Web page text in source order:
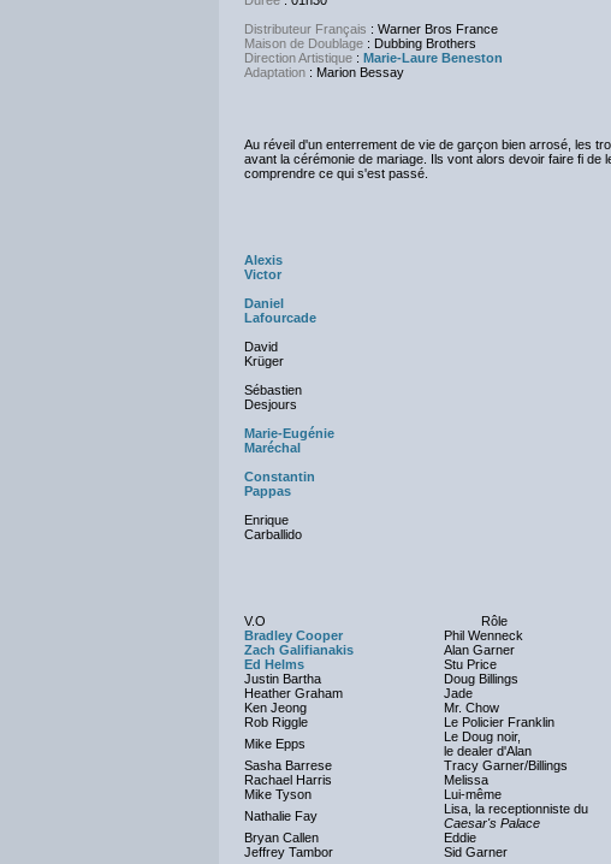
Distributeur Français : Warner Bros France
Maison de Doublage : Dubbing Brothers
Direction Artistique : Marie-Laure Beneston
Adaptation : Marion Bessay
Au réveil d'un enterrement de vie de garçon bien arrosé, les
avant la cérémonie de mariage. Ils vont alors devoir faire fi
comprendre ce qui s'est passé.
Alexis
Victor
Daniel
Lafourcade
David
Krüger
Sébastien
Desjours
Marie-Eugénie
Maréchal
Constantin
Pappas
Enrique
Carballido
V.O Rôle
Bradley Cooper
Phil Wenneck
Zach Galifianakis
Alan Garner
Ed Helms
Stu Price
Justin Bartha
Doug Billings
Heather Graham
Jade
Ken Jeong
Mr. Chow
Rob Riggle
Le Policier Franklin
Mike Epps
Le Doug noir,
le dealer d'Alan
Sasha Barrese
Tracy Garner/Billings
Rachael Harris
Melissa
Mike Tyson
Lui-même
Nathalie Fay
Lisa, la receptionniste du
Caesar's Palace
Bryan Callen
Eddie
Jeffrey Tambor
Sid Garner